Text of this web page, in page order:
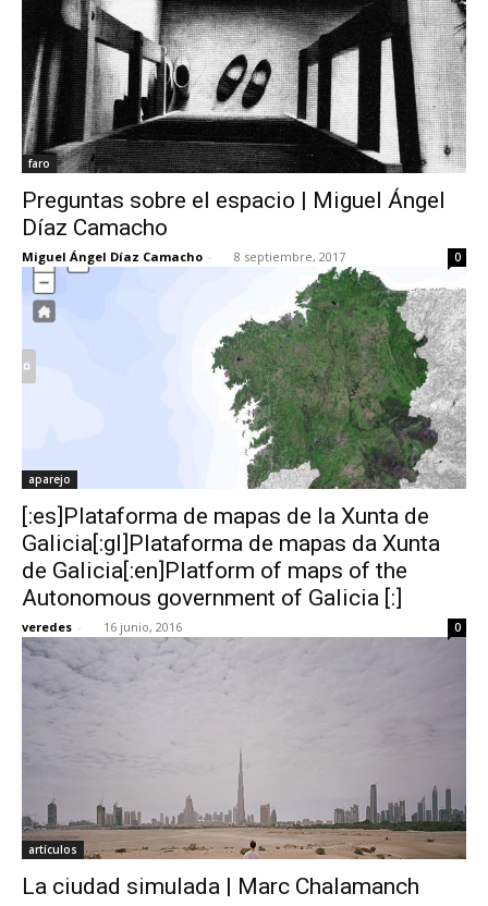
faro
Preguntas sobre el espacio | Miguel Ángel
Díaz Camacho
Miguel Ángel Díaz Camacho - 8 septiembre, 2017 0
aparejo
[:es]Plataforma de mapas de la Xunta de
Galicia[:gl]Plataforma de mapas da Xunta
de Galicia[:en]Platform of maps of the
Autonomous government of Galicia [:]
veredes - 16 junio, 2016 0
artículos
La ciudad simulada | Marc Chalamanch